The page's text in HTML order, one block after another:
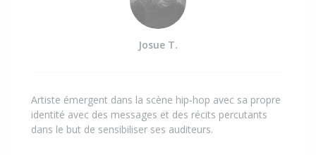
Josue T.
Artiste émergent dans la scène hip-hop avec sa propre
identité avec des messages et des récits percutants
dans le but de sensibiliser ses auditeurs.